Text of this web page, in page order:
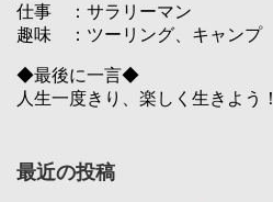
仕事 ：サラリーマン
趣味 ：ツーリング、キャンプ
◆最後に一言◆
人生一度きり、楽しく生きよう！
最近の投稿